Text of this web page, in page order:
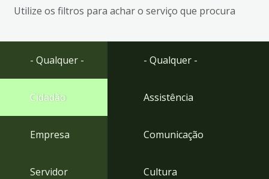
busca
Ir
rodapé
Utilize os filtros para achar o serviço que procura
- Qualquer -
Cidadão
Empresa
Servidor
- Qualquer -
Assistência
Comunicação
Cultura